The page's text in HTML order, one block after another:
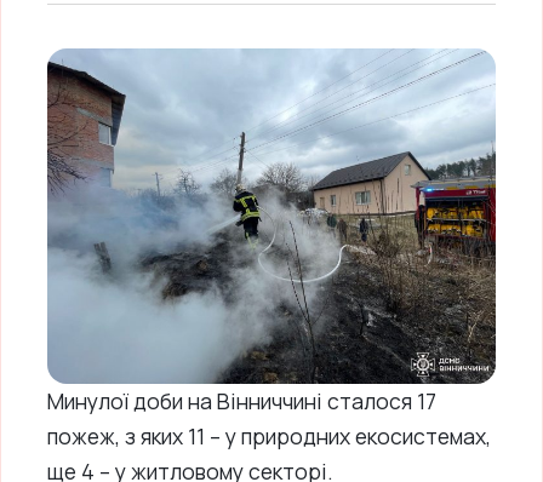
Минулої доби на Вінниччині сталося 17
пожеж, з яких 11 – у природних екосистемах,
ще 4 – у житловому секторі.